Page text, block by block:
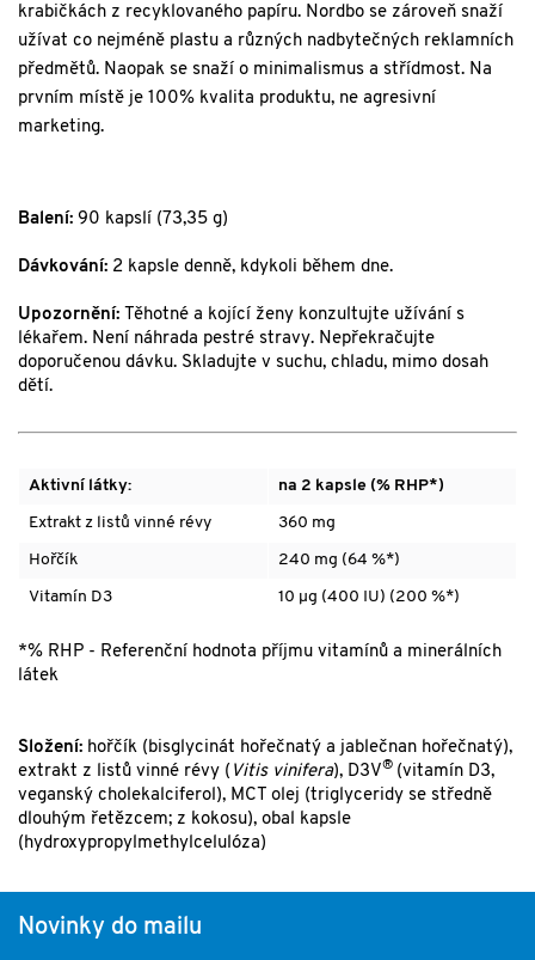
krabičkách z recyklovaného papíru. Nordbo se zároveň snaží
užívat co nejméně plastu a různých nadbytečných reklamních
předmětů. Naopak se snaží o minimalismus a střídmost. Na
prvním místě je 100% kvalita produktu, ne agresivní
marketing.
Balení: 90 kapslí (73,35 g)
Dávkování: 2 kapsle denně, kdykoli během dne.
Upozornění:
Těhotné a kojící ženy konzultujte užívání s
lékařem. Není náhrada pestré stravy. Nepřekračujte
doporučenou dávku. Skladujte v suchu, chladu, mimo dosah
dětí.
Aktivní látky: na 2 kapsle (% RHP*)
Extrakt z listů vinné révy 360 mg
Hořčík 240 mg (64 %*)
Vitamín D3 10 µg (400 IU) (200 %*)
*% RHP - Referenční hodnota příjmu vitamínů a minerálních
látek
Složení: hořčík (bisglycinát hořečnatý a jablečnan hořečnatý),
extrakt z listů vinné révy ( Vitis vinifera), D3V® (vitamín D3,
veganský cholekalciferol), MCT olej (triglyceridy se středně
dlouhým řetězcem; z kokosu), obal kapsle
(hydroxypropylmethylcelulóza)
Novinky do mailu